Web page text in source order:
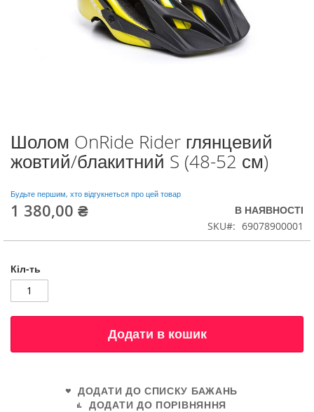
Перейти
до
початку
зображень
Шолом OnRide Rider глянцевий
жовтий/блакитний S (48-52 см)
Будьте першим, хто відгукнеться про цей товар
1 380,00 ₴
В НАЯВНОСТІ
SKU
69078900001
Кіл-ть
Додати в кошик
ДОДАТИ ДО СПИСКУ БАЖАНЬ
ДОДАТИ ДО ПОРІВНЯННЯ